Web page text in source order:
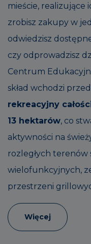
mieście, realizujące
zrobisz zakupy w
odwiedzisz
czy odprowadzisz
Centrum
skład wchodzi
rekreacyjny
13 hektarów, co
aktywności na
rozległych terenów
wielofunkcyjnych,
przestrzeni
Więcej